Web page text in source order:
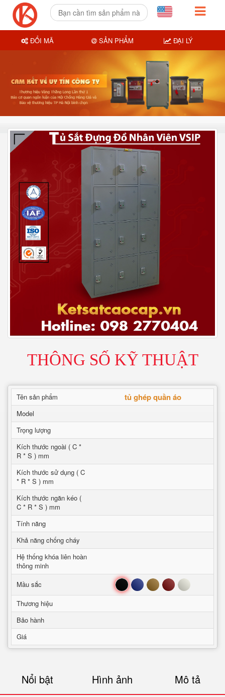
THÔNG SỐ KỸ THUẬT
Tên sản phẩm tủ ghép quần áo
Model
Trọng lượng
Kích thước ngoài ( C *
R * S ) mm
Kích thước sử dụng ( C
* R * S ) mm
Kích thước ngăn kéo (
C * R * S ) mm
Tính năng
Khả năng chống cháy
Hệ thống khóa liên hoàn
thông minh
Mầu sắc
Đen Xanh Nâu Đỏ Trắng
Thương hiệu
Bảo hành
Giá
Nổi bật Hình ảnh Mô tả
ĐỔI MÃ SẢN PHẨM ĐẠI LÝ